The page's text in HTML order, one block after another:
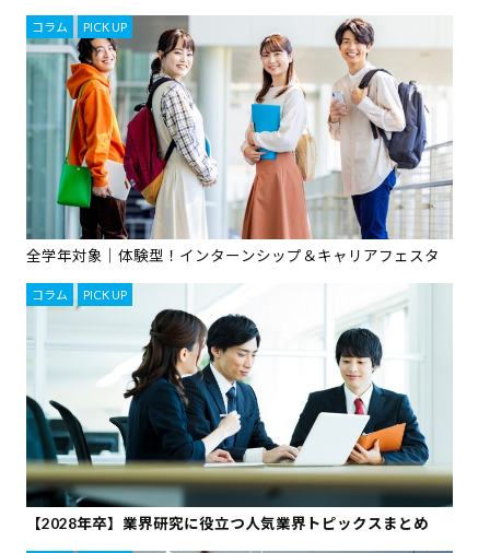
コラム PICK UP
全学年対象｜体験型！インターンシップ＆キャリアフェスタ
コラム PICK UP
【2028年卒】業界研究に役立つ人気業界トピックスまとめ